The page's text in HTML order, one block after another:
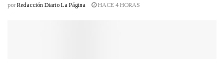
por Redacción Diario La Página HACE 4 HORAS